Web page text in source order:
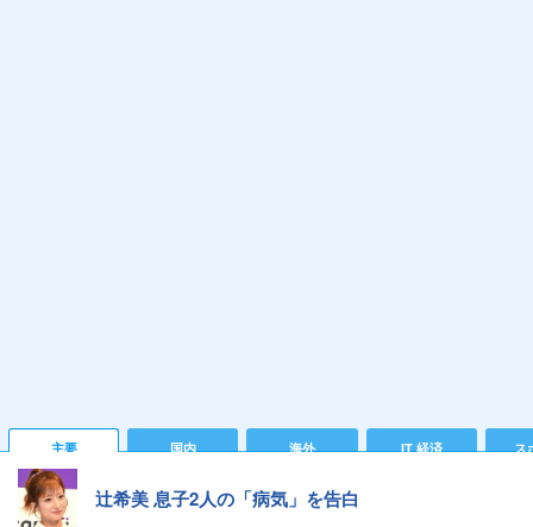
主要 国内 海外 IT 経済 ス
辻希美 息子2人の「病気」を告白